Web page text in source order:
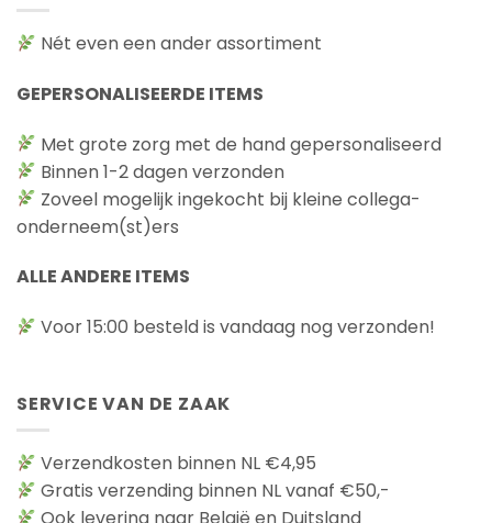
Nét even een ander assortiment
GEPERSONALISEERDE ITEMS
Met grote zorg met de hand gepersonaliseerd
Binnen 1-2 dagen verzonden
Zoveel mogelijk ingekocht bij kleine collega-
onderneem(st)ers
ALLE ANDERE ITEMS
Voor 15:00 besteld is vandaag nog verzonden!
SERVICE VAN DE ZAAK
Verzendkosten binnen NL €4,95
Gratis verzending binnen NL vanaf €50,-